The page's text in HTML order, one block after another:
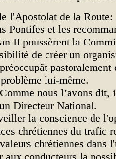
l'Apostolat de la Route:
Pontifes et les
II poussèrent la
de créer un
pastoralement
lui-même.
nous l’avons dit,
Directeur National.
la conscience de
chrétiennes du trafic
chrétiennes dans
aux conducteurs la